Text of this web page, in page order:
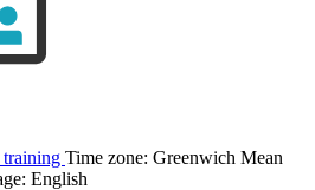
Time zone: Greenwich Mean
English